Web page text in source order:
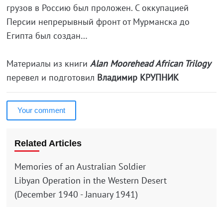
грузов в Россию был проложен. С оккупацией
Персии непрерывный фронт от Мурманска до
Египта был создан…
Материалы из книги Alan Moorehead African Trilogy
перевел и подготовил Владимир КРУПНИК
Your comment
Related Articles
Memories of an Australian Soldier
Libyan Operation in the Western Desert
(December 1940 - January 1941)